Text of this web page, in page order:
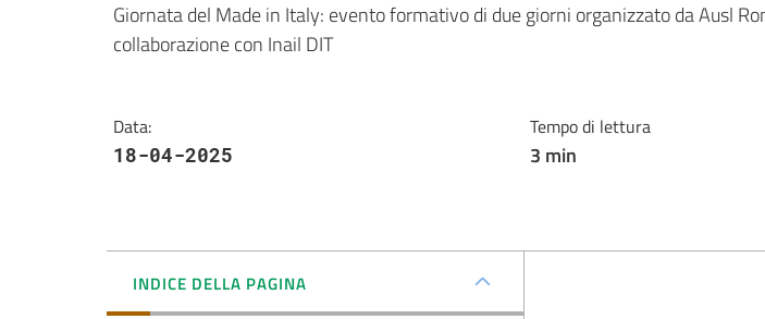
Giornata del Made in Italy: evento formativo di due giorni organizzato da Ausl
collaborazione con Inail DIT
Data:
18-04-2025
Tempo di lettura
3 min
INDICE DELLA PAGINA